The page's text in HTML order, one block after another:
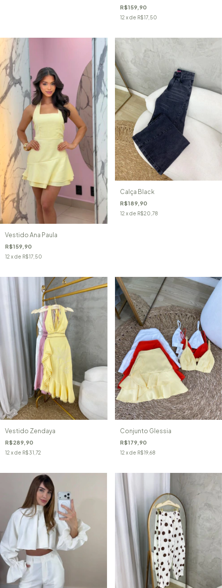
R$159,90
12 x de R$17,50
Vestido Ana Paula
R$159,90
12 x de R$17,50
Calça Black
R$189,90
12 x de R$20,78
Vestido Zendaya
R$289,90
12 x de R$31,72
Conjunto Glessia
R$179,90
12 x de R$19,68